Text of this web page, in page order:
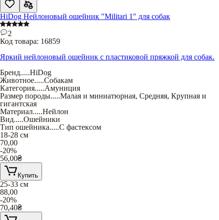
HiDog Нейлоновый ошейник "Militari 1" для собак
2
Код товара: 16859
Яркий нейлоновый ошейник с пластиковой пряжкой для собак.
Бренд.....HiDog
Животное.....Собакам
Категория.....Амуниция
Размер породы.....Малая и миниатюрная, Средняя, Крупная и
гигантская
Материал.....Нейлон
Вид.....Ошейники
Тип ошейника.....С фастексом
18-28 см
70,00
-20%
56,00₴
Купить
25-33 см
88,00
-20%
70,40₴